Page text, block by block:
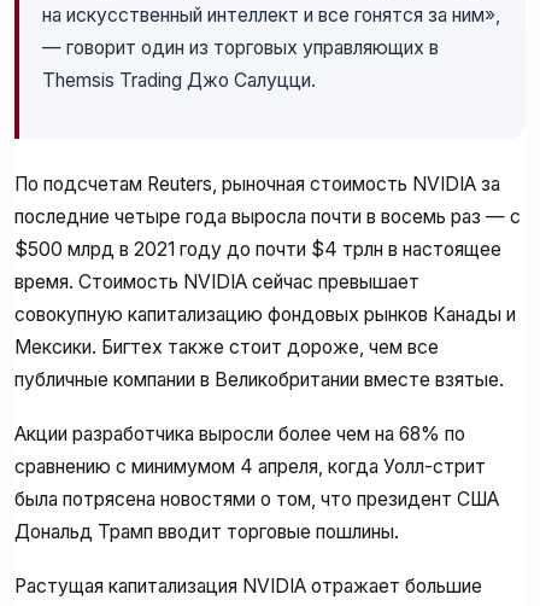
на искусственный интеллект и все гонятся за ним»,
— говорит один из торговых управляющих в
Themsis Trading Джо Салуцци.
По подсчетам Reuters, рыночная стоимость NVIDIA за
последние четыре года выросла почти в восемь раз — с
$500 млрд в 2021 году до почти $4 трлн в настоящее
время. Стоимость NVIDIA сейчас превышает
совокупную капитализацию фондовых рынков Канады и
Мексики. Бигтех также стоит дороже, чем все
публичные компании в Великобритании вместе взятые.
Акции разработчика выросли более чем на 68% по
сравнению с минимумом 4 апреля, когда Уолл-стрит
была потрясена новостями о том, что президент США
Дональд Трамп вводит торговые пошлины.
Растущая капитализация NVIDIA отражает большие